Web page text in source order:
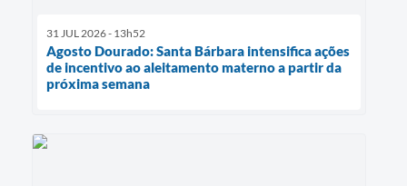
31 JUL 2026 - 13h52
Agosto Dourado: Santa Bárbara intensifica ações
de incentivo ao aleitamento materno a partir da
próxima semana